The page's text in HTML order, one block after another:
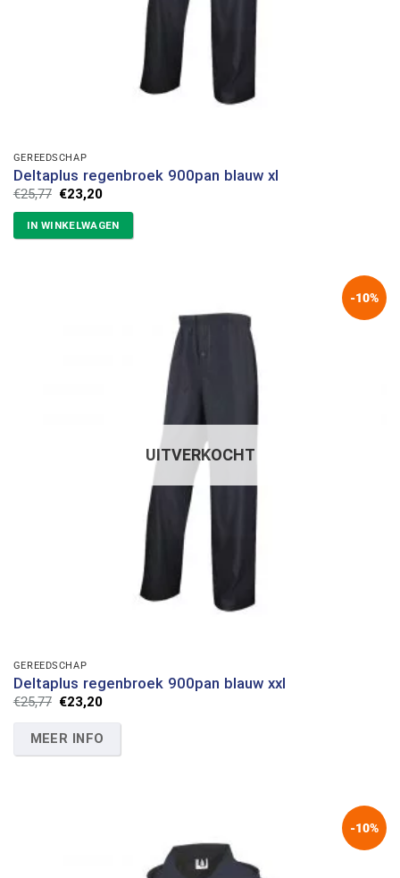
GEREEDSCHAP
Deltaplus regenbroek 900pan blauw xl
€25,77 Oorspronkelijke
was:
€25,77.
€23,20Huidige
is:
€23,20.
IN WINKELWAGEN
-10%
UITVERKOCHT
GEREEDSCHAP
Deltaplus regenbroek 900pan blauw xxl
€25,77 Oorspronkelijke
prijs
€25,77.
€23,20Huidige
€23,20.
MEER INFO
-10%